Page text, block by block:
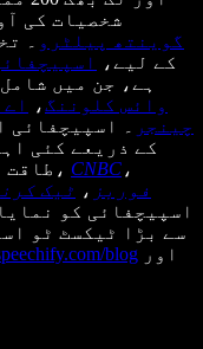
شخصیات کی
گوینتھ پیلٹرو
۔
کے لیے،
ہے، جن میں
وائس کلوننگ،
چینجر
۔ اسپیچفائی
طاقت ، CNBC ،
فوربز ، ٹیک
اسپیچفائی کو
سے بڑا ٹیکسٹ ٹو
blog اور